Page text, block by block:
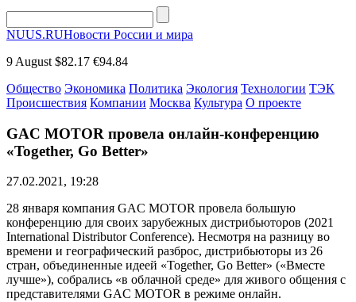
NUUS.RUНовости России и мира
9 August $82.17 €94.84
Общество Экономика Политика Экология Технологии ТЭК
Происшествия Компании Москва Культура О проекте
GAC MOTOR провела онлайн-конференцию
«Together, Go Better»
27.02.2021, 19:28
28 января компания GAC MOTOR провела большую
конференцию для своих зарубежных дистрибьюторов (2021
International Distributor Conference). Несмотря на разницу во
времени и географический разброс, дистрибьюторы из 26
стран, объединенные идеей «Together, Go Better» («Вместе
лучше»), собрались «в облачной среде» для живого общения с
представителями GAC MOTOR в режиме онлайн.